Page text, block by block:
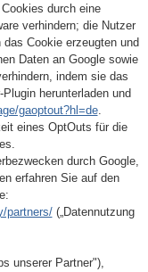
durch eine
verhindern; die Nutzer
Cookie erzeugten und
Daten an Google sowie
indem sie das
herunterladen und
gaoptout?hl=de.
eines OptOuts für die
durch Google,
erfahren Sie auf den
partners/(„Datennutzung
unserer Partner"),